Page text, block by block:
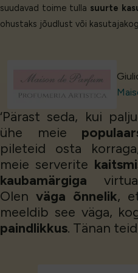
suudavad toime tulla suurte
ohustaks jõudlust või
‘Pärast seda, kui
ühe meie
pileteid osta
meie serverite
kaubamärgiga
Olen väga õnnelik,
meeldib see väga,
paindlikkus. Tänan